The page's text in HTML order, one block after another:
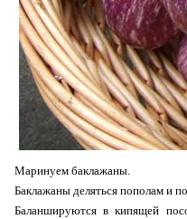
Маринуем баклажаны.
Баклажаны деляться пополам и
Баланшируются в кипящей